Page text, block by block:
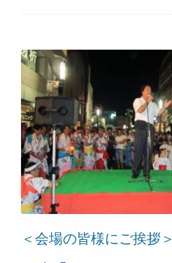
＜会場の皆様にご挨拶＞